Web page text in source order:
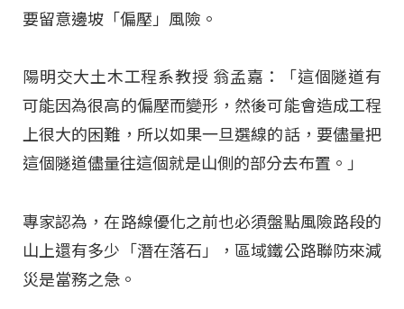
要留意邊坡「偏壓」風險。
陽明交大土木工程系教授 翁孟嘉：「這個隧道有
可能因為很高的偏壓而變形，然後可能會造成工程
上很大的困難，所以如果一旦選線的話，要儘量把
這個隧道儘量往這個就是山側的部分去布置。」
專家認為，在路線優化之前也必須盤點風險路段的
山上還有多少「潛在落石」，區域鐵公路聯防來減
災是當務之急。